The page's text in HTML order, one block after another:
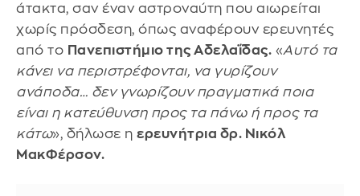
άτακτα, σαν έναν αστροναύτη που αιωρείται
χωρίς πρόσδεση, όπως αναφέρουν ερευνητές
από το Πανεπιστήμιο της Αδελαΐδας. «Αυτό τα
κάνει να περιστρέφονται, να γυρίζουν
ανάποδα… δεν γνωρίζουν πραγματικά ποια
είναι η κατεύθυνση προς τα πάνω ή προς τα
κάτω», δήλωσε η ερευνήτρια δρ. Νικόλ
ΜακΦέρσον.